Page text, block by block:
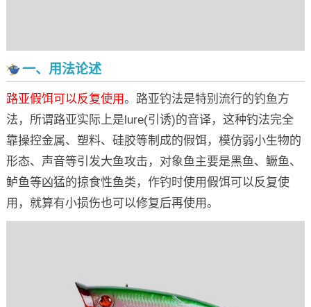
一、用法论述
路亚假饵可以反复使用。路亚钓法是特别流行的钓鱼方
法，所谓路亚实际上是lure(引诱)的音译，这种钓法完全
靠操控金属、塑料、硅胶等制成的假饵，模仿弱小生物的
形态、声音等引发大鱼攻击，对象鱼主要是黑鱼、鳜鱼、
鲈鱼等凶猛的掠食性鱼类，作钓时使用假饵可以反复使
用，就算有小损伤也可以修复后再使用。